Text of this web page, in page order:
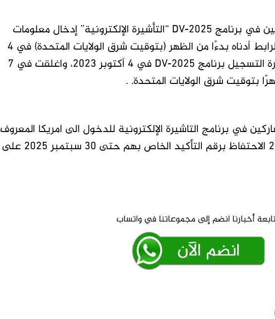
وقالت في بيان “يمكن للمشاركين في برنامج DV-2025 “التأشيرة الإلكترونية” إدخال معلومات
التأكيد الخاصة بهم من خلال الرابط أدناه بدءًا من الظهر (بتوقيت شرق الولايات المتحدة) في 4
مايو 2024. وقالت انه بدأت فترة التسجيل برنامج DV-2025 في 4 أكتوبر 2023، واغلقت في 7
في برنامج التاشيرة الإلكترونية للدخول الى امريكا المعروف
” 2025 الاحتفاظ برقم التأكيد الخاص بهم حتى 30 سبتمبر 2025 على